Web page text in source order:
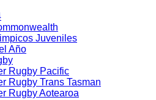
Juveniles
Año
Rugby Pacific
Rugby Trans Tasman
Rugby Aotearoa